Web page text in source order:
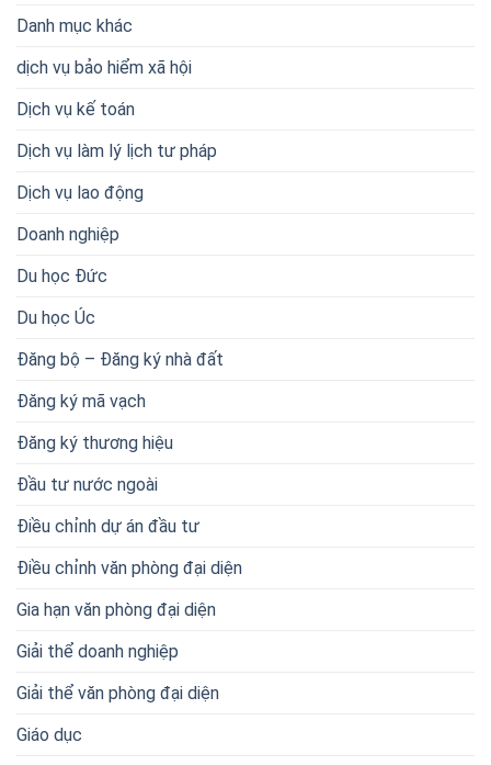
Danh mục khác
dịch vụ bảo hiểm xã hội
Dịch vụ kế toán
Dịch vụ làm lý lịch tư pháp
Dịch vụ lao động
Doanh nghiệp
Du học Đức
Du học Úc
Đăng bộ – Đăng ký nhà đất
Đăng ký mã vạch
Đăng ký thương hiệu
Đầu tư nước ngoài
Điều chỉnh dự án đầu tư
Điều chỉnh văn phòng đại diện
Gia hạn văn phòng đại diện
Giải thể doanh nghiệp
Giải thể văn phòng đại diện
Giáo dục